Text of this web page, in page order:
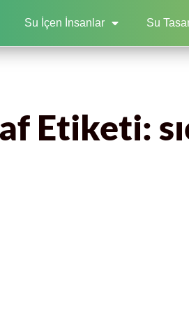
Su İçen İnsanlar Su
Etiketi: